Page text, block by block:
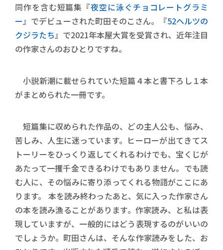
同作を含む短篇集『夜空に泳ぐチョコレートグラミ
ー』でデビューされた町田そのこさん。『52ヘルツの
クジラたち』で2021年本屋大賞を受賞され、近年注目
の作家さんのおひとりですね。
小説新潮に載せられていた短篇４本と書下ろし１本
がまとめられた一冊です。
短篇集に収められた作品の、どの主人公も、悩み、
苦しみ、人生に迷っています。ヒーローが出てきてス
トーリーをひっくり返してくれるわけでも、宝くじが
あたって一攫千金できるわけでもありません。でも読
む人に、その悩みに寄り添ってくれる物語がここにあ
ります。 本を読み終わったあと、気に入った作家さん
の本を読み漁ることがあります。作家読み、と私は表
現していますが、一般的にはどう表現するのがいいの
でしょうか。町田さんは、そんな作家読みをした、お